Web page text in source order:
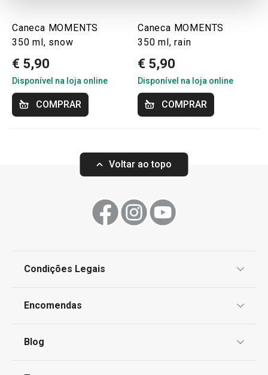
Caneca MOMENTS
350 ml, snow
€ 5,90
Disponível na loja online
COMPRAR
Caneca MOMENTS
350 ml, rain
€ 5,90
Disponível na loja online
COMPRAR
Voltar ao topo
Condições Legais
Livro de Reclamações
Encomendas
Blog